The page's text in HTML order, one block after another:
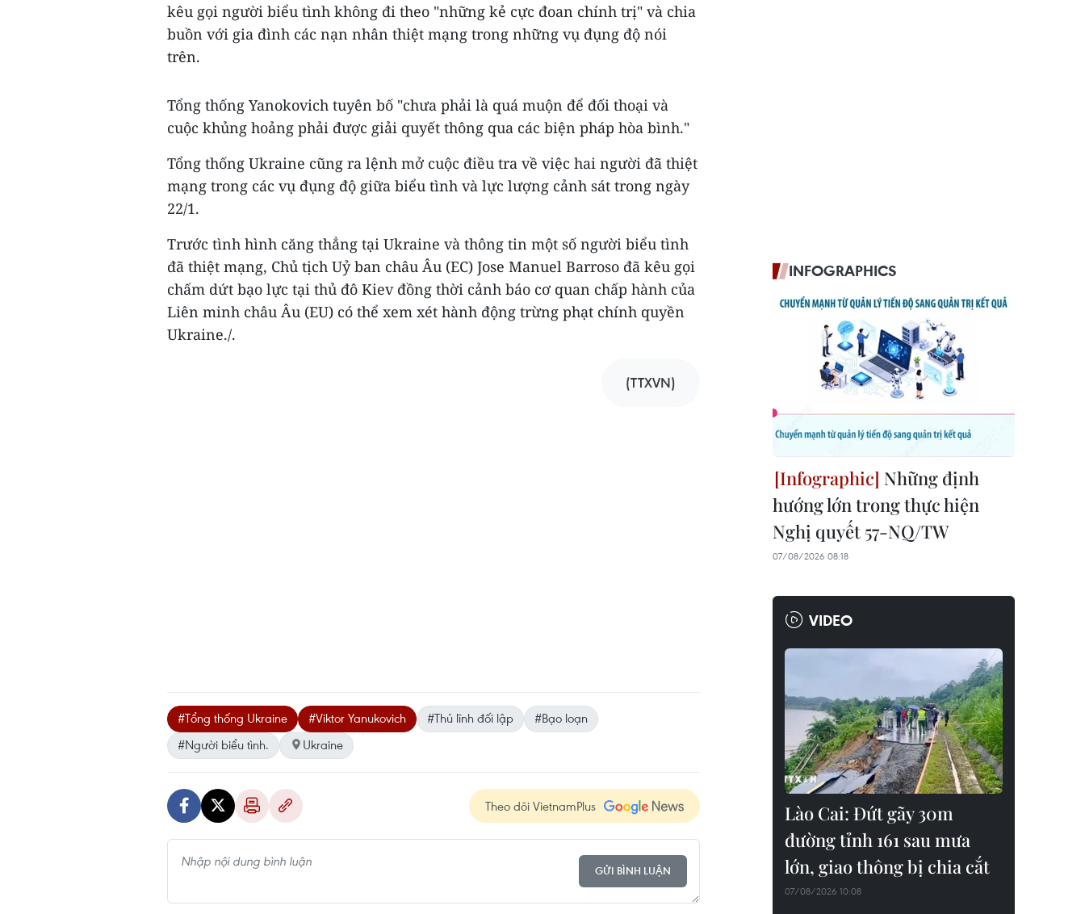
kêu gọi người biểu tình không đi theo "những kẻ cực đoan chính trị" và chia
buồn với gia đình các nạn nhân thiệt mạng trong những vụ đụng độ nói
trên.
Tổng thống Yanokovich tuyên bố "chưa phải là quá muộn để đối thoại và
cuộc khủng hoảng phải được giải quyết thông qua các biện pháp hòa bình."
Tổng thống Ukraine cũng ra lệnh mở cuộc điều tra về việc hai người đã thiệt
mạng trong các vụ đụng độ giữa biểu tình và lực lượng cảnh sát trong ngày
22/1.
Trước tình hình căng thẳng tại Ukraine và thông tin một số người biểu tình
đã thiệt mạng, Chủ tịch Uỷ ban châu Âu (EC) Jose Manuel Barroso đã kêu gọi
chấm dứt bạo lực tại thủ đô Kiev đồng thời cảnh báo cơ quan chấp hành của
Liên minh châu Âu (EU) có thể xem xét hành động trừng phạt chính quyền
Ukraine./.
(TTXVN)
#Tổng thống Ukraine #Viktor Yanukovich #Thủ lĩnh đối lập
#Bạo loạn
#Người biểu tình.
Ukraine
Theo dõi VietnamPlus
GỬI BÌNH LUẬN
INFOGRAPHICS
Những định
hướng lớn trong thực hiện
Nghị quyết 57-NQ/TW
07/08/2026 08:18
VIDEO
Lào Cai: Đứt gãy 30m
đường tỉnh 161 sau mưa
lớn, giao thông bị chia cắt
07/08/2026 10:08